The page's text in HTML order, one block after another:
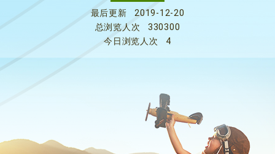
最后更新
2019-12-20
总浏览人次
330300
今日浏览人次
4